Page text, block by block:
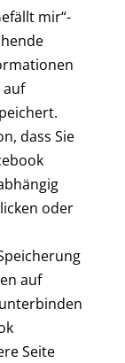
mir“-
dass Sie
oder
auf
Seite